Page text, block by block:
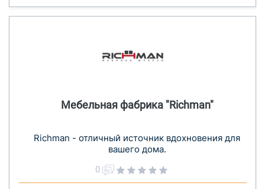
Мебельная фабрика "Richman"
Richman - отличный источник вдохновения для
вашего дома.
0